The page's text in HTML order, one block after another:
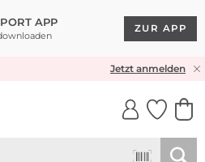
APP
ZUR APP
& RÜCKVERSANDJetzt anmelden